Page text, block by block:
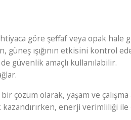
göre şeffaf veya opak hale
ışığının etkisini kontrol
güvenlik amaçlı kullanılabilir.
olarak, yaşam ve çalışma
enerji verimliliği